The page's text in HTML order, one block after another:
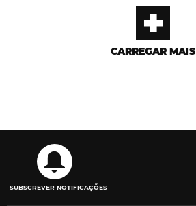
+
CARREGAR MAIS
SUBSCREVER NOTIFICAÇÕES